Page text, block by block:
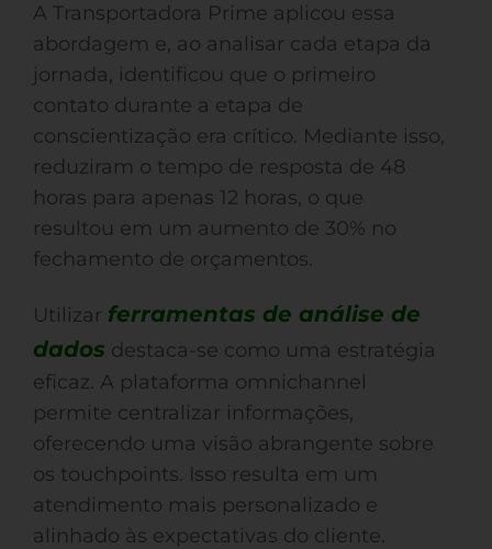
A Transportadora Prime aplicou essa
abordagem e, ao analisar cada etapa da
jornada, identificou que o primeiro
contato durante a etapa de
conscientização era crítico. Mediante isso,
reduziram o tempo de resposta de 48
horas para apenas 12 horas, o que
resultou em um aumento de 30% no
fechamento de orçamentos.
Utilizar ferramentas de análise de
dados destaca-se como uma estratégia
eficaz. A plataforma omnichannel
permite centralizar informações,
oferecendo uma visão abrangente sobre
os touchpoints. Isso resulta em um
atendimento mais personalizado e
alinhado às expectativas do cliente.